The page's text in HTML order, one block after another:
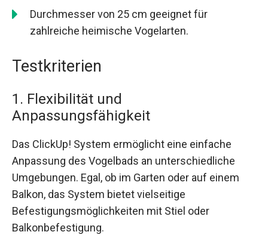
Durchmesser von 25 cm geeignet für
zahlreiche heimische Vogelarten.
Testkriterien
1. Flexibilität und
Anpassungsfähigkeit
Das ClickUp! System ermöglicht eine einfache
Anpassung des Vogelbads an unterschiedliche
Umgebungen. Egal, ob im Garten oder auf einem
Balkon, das System bietet vielseitige
Befestigungsmöglichkeiten mit Stiel oder
Balkonbefestigung.